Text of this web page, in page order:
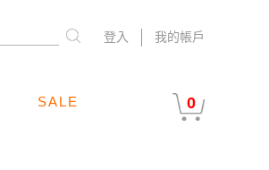
我的帳戶
登入
SALE 0